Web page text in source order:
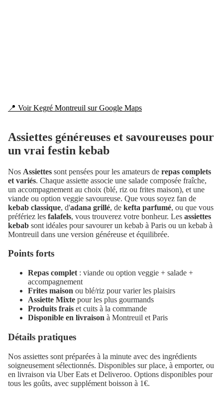
📍 Voir Kegré Montreuil sur Google Maps
Assiettes généreuses et savoureuses pour
un vrai festin kebab
Nos Assiettes sont pensées pour les amateurs de repas complets
et variés. Chaque assiette associe une salade composée fraîche,
un accompagnement au choix (blé, riz ou frites maison), et une
viande ou option veggie savoureuse. Que vous soyez fan de
kebab classique, d'adana grillé, de kefta parfumé, ou que vous
préfériez les falafels, vous trouverez votre bonheur. Les assiettes
kebab sont idéales pour savourer un kebab à Paris ou un kebab à
Montreuil dans une version généreuse et équilibrée.
Points forts
Repas complet : viande ou option veggie + salade +
accompagnement
Frites maison ou blé/riz pour varier les plaisirs
Assiette Mixte pour les plus gourmands
Produits frais et cuits à la commande
Disponible en livraison à Montreuil et Paris
Détails pratiques
Nos assiettes sont préparées à la minute avec des ingrédients
soigneusement sélectionnés. Disponibles sur place, à emporter, ou
en livraison via Uber Eats et Deliveroo. Options disponibles pour
tous les goûts, avec supplément boisson à 1€.